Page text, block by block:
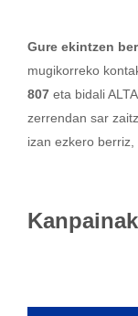
Gure ekintzen
mugikorreko
807 eta bidali
zerrendan sar
izan ezkero berriz,
Kanpainak